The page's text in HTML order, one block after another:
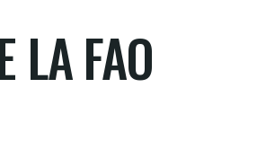
LA FAO